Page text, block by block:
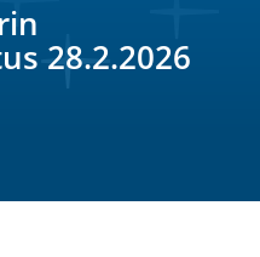
28.2.2026